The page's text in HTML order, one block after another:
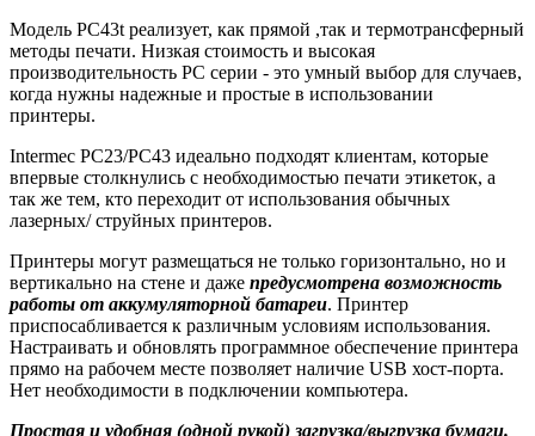
Модель PC43t реализует, как прямой ,так и термотрансферный
методы печати. Низкая стоимость и высокая
производительность PC серии - это умный выбор для случаев,
когда нужны надежные и простые в использовании
принтеры.
Intermec PC23/PC43 идеально подходят клиентам, которые
впервые столкнулись с необходимостью печати этикеток, а
так же тем, кто переходит от использования обычных
лазерных/ струйных принтеров.
Принтеры могут размещаться не только горизонтально, но и
вертикально на стене и даже предусмотрена возможность
работы от аккумуляторной батареи. Принтер
приспосабливается к различным условиям использования.
Настраивать и обновлять программное обеспечение принтера
прямо на рабочем месте позволяет наличие USB хост-порта.
Нет необходимости в подключении компьютера.
Простая и удобная (одной рукой) загрузка/выгрузка бумаги.